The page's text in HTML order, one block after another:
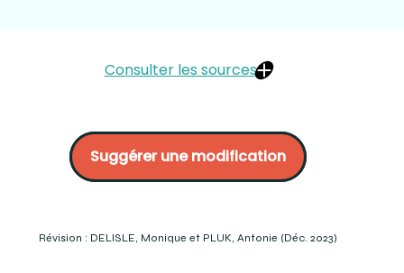
Consulter les sources
Id_Fiche=8451010
https://www.maboucheensante.com/article/restaurations-
dentaires/
compares-aux-composites-de-resine
Suggérer une modification
Révision : DELISLE, Monique et PLUK, Antonie (Déc. 2023)